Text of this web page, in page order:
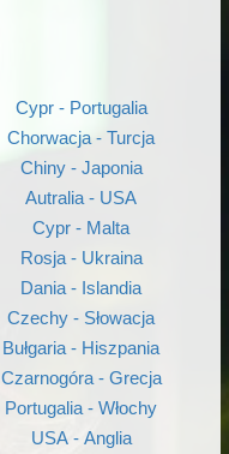
Cypr - Portugalia
Chorwacja - Turcja
Chiny - Japonia
Autralia - USA
Cypr - Malta
Rosja - Ukraina
Dania - Islandia
Czechy - Słowacja
Bułgaria - Hiszpania
Czarnogóra - Grecja
Portugalia - Włochy
USA - Anglia